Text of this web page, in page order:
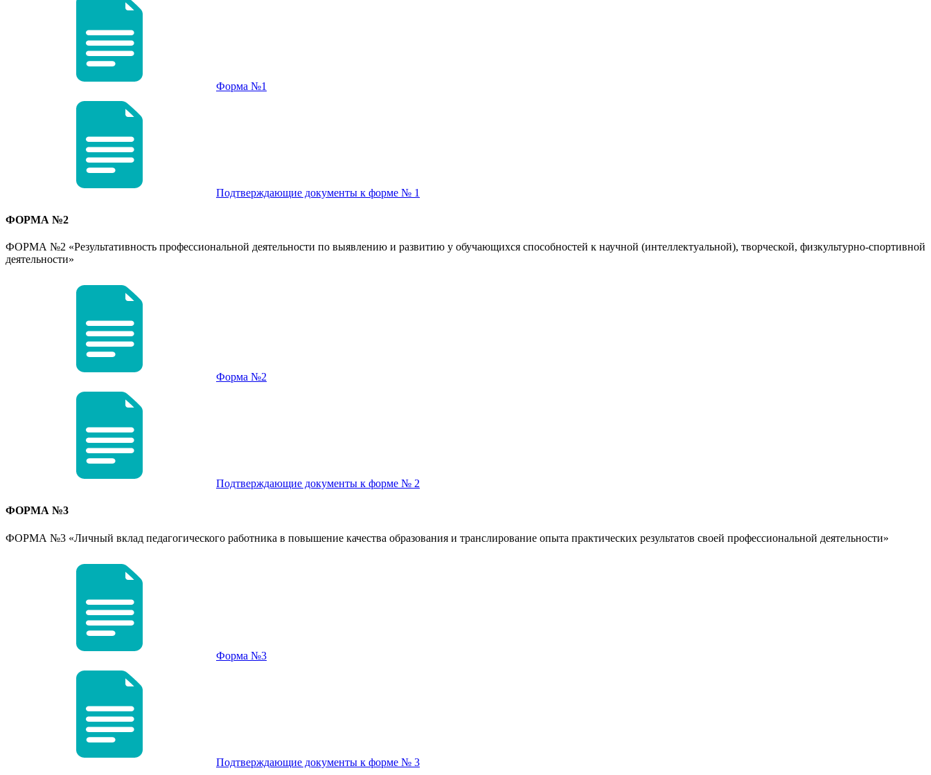
Форма №1
Подтверждающие документы к форме № 1
ФОРМА №2
ФОРМА №2 «Результативность профессиональной деятельности по выявлению и развитию у обучающихся способностей к научной (интеллектуальной), творческой, физкультурно-спортивной
деятельности»
Форма №2
Подтверждающие документы к форме № 2
ФОРМА №3
ФОРМА №3 «Личный вклад педагогического работника в повышение качества образования и транслирование опыта практических результатов своей профессиональной деятельности»
Форма №3
Подтверждающие документы к форме № 3